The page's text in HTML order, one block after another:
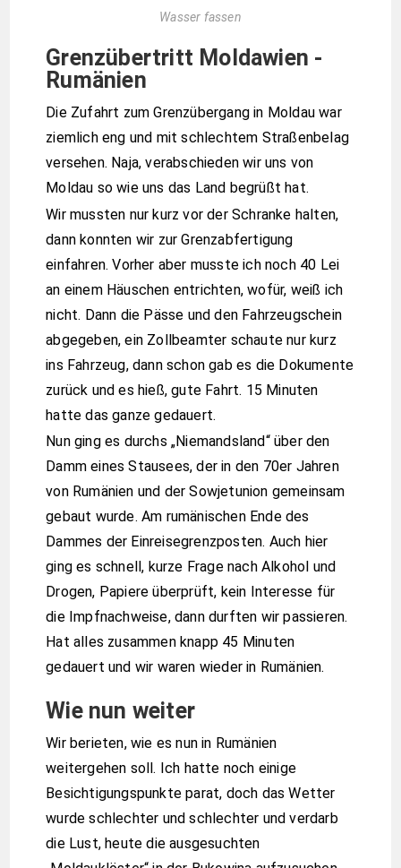
Wasser fassen
Grenzübertritt Moldawien -
Rumänien
Die Zufahrt zum Grenzübergang in Moldau war
ziemlich eng und mit schlechtem Straßenbelag
versehen. Naja, verabschieden wir uns von
Moldau so wie uns das Land begrüßt hat.
Wir mussten nur kurz vor der Schranke halten,
dann konnten wir zur Grenzabfertigung
einfahren. Vorher aber musste ich noch 40 Lei
an einem Häuschen entrichten, wofür, weiß ich
nicht. Dann die Pässe und den Fahrzeugschein
abgegeben, ein Zollbeamter schaute nur kurz
ins Fahrzeug, dann schon gab es die Dokumente
zurück und es hieß, gute Fahrt. 15 Minuten
hatte das ganze gedauert.
Nun ging es durchs „Niemandsland“ über den
Damm eines Stausees, der in den 70er Jahren
von Rumänien und der Sowjetunion gemeinsam
gebaut wurde. Am rumänischen Ende des
Dammes der Einreisegrenzposten. Auch hier
ging es schnell, kurze Frage nach Alkohol und
Drogen, Papiere überprüft, kein Interesse für
die Impfnachweise, dann durften wir passieren.
Hat alles zusammen knapp 45 Minuten
gedauert und wir waren wieder in Rumänien.
Wie nun weiter
Wir berieten, wie es nun in Rumänien
weitergehen soll. Ich hatte noch einige
Besichtigungspunkte parat, doch das Wetter
wurde schlechter und schlechter und verdarb
die Lust, heute die ausgesuchten